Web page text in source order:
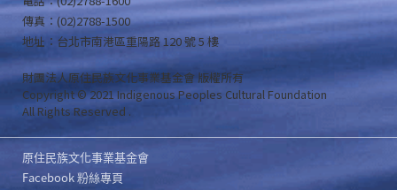
傳真：(02)2788-1500
地址：台北市南港區重陽路 120 號 5 樓
財團法人原住民族文化事業基金會 版權所有
Copyright © 2021 Indigenous Peoples Cultural Foundation
All Rights Reserved .
原住民族文化事業基金會
Facebook 粉絲專頁